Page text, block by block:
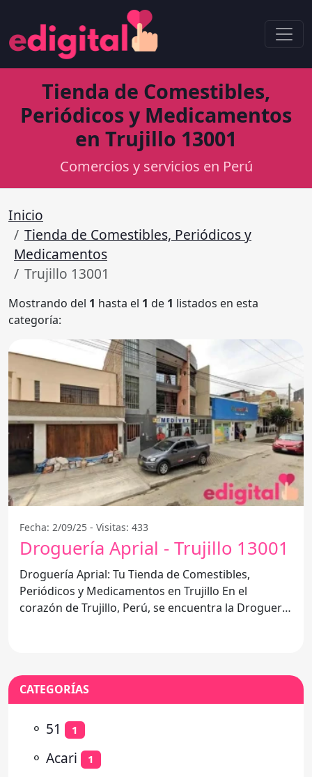
Tienda de Comestibles,
Periódicos y Medicamentos
en Trujillo 13001
Comercios y servicios en Perú
Inicio
Tienda de Comestibles, Periódicos y
Medicamentos
Trujillo 13001
Mostrando del 1 hasta el 1 de 1 listados en esta
categoría:
Fecha: 2/09/25 - Visitas: 433
Droguería Aprial - Trujillo 13001
Droguería Aprial: Tu Tienda de Comestibles,
Periódicos y Medicamentos en Trujillo En el
corazón de Trujillo, Perú, se encuentra la Droguería
CATEGORÍAS
⚬ 51 1
⚬ Acari 1